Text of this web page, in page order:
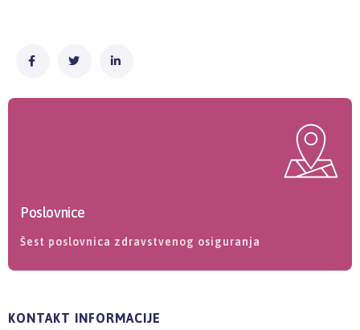
Poslovnice
Šest poslovnica zdravstvenog osiguranja
KONTAKT INFORMACIJE